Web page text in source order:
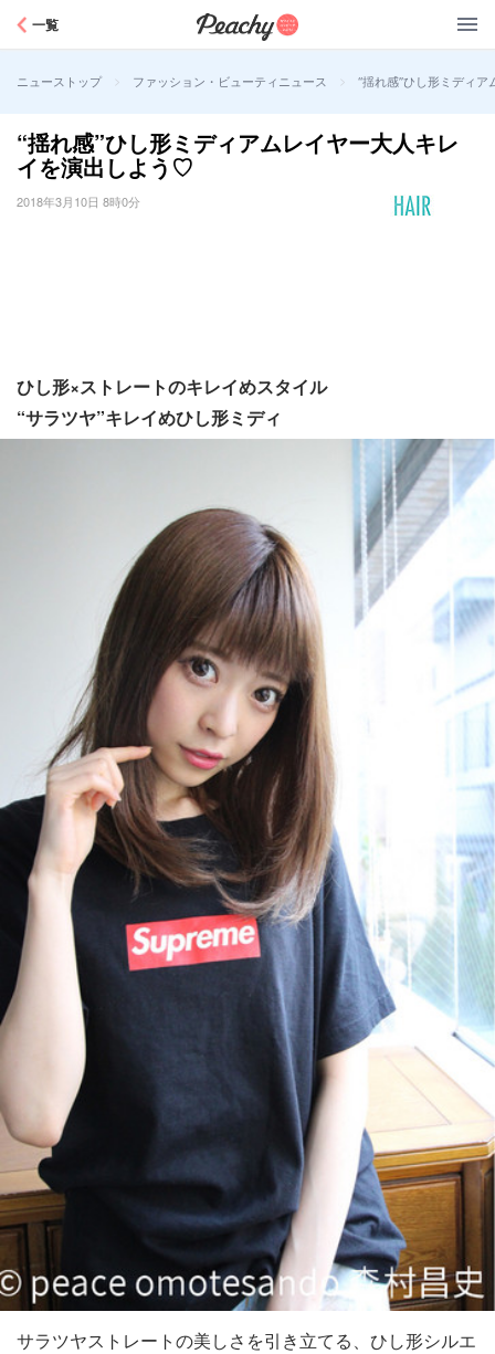
一覧
ニューストップ > ファッション・ビューティニュース > “揺れ感”ひし形ミディ
“揺れ感”ひし形ミディアムレイヤー大人キレ
イを演出しよう♡
2018年3月10日 8時0分
ひし形×ストレートのキレイめスタイル
“サラツヤ”キレイめひし形ミディ
サラツヤストレートの美しさを引き立てる、ひし形シルエ